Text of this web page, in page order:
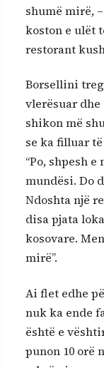
shumë mirë,
koston e ulët
restorant
Borsellini
vlerësuar
shikon më
se ka filluar
“Po, shpesh
mundësi. Do
Ndoshta një
disa pjata
kosovare.
mirë”.
Ai flet edhe
nuk ka ende
është e
punon 10 orë